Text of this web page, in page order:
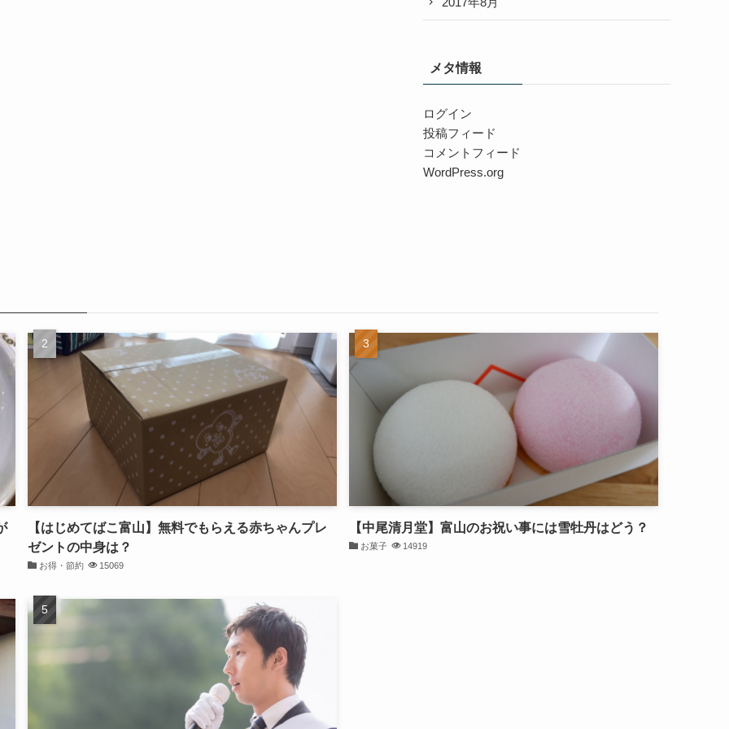
メタ情報
ログイン
投稿フィード
コメントフィード
WordPress.org
【はじめてばこ富山】無料でもらえる赤ちゃんプレ
ゼントの中身は？
お得・節約 15069
【中尾清月堂】富山のお祝い事には雪牡丹はどう？
お菓子 14919